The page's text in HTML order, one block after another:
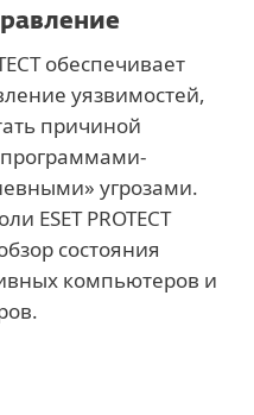
обеспечивает
уязвимостей,
причиной
угрозами.
ESET PROTECT
состояния
компьютеров и